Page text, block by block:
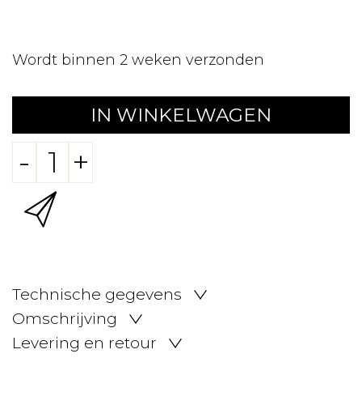
Wordt binnen 2 weken verzonden
IN WINKELWAGEN
- +
Technische gegevens
Omschrijving
Levering en retour